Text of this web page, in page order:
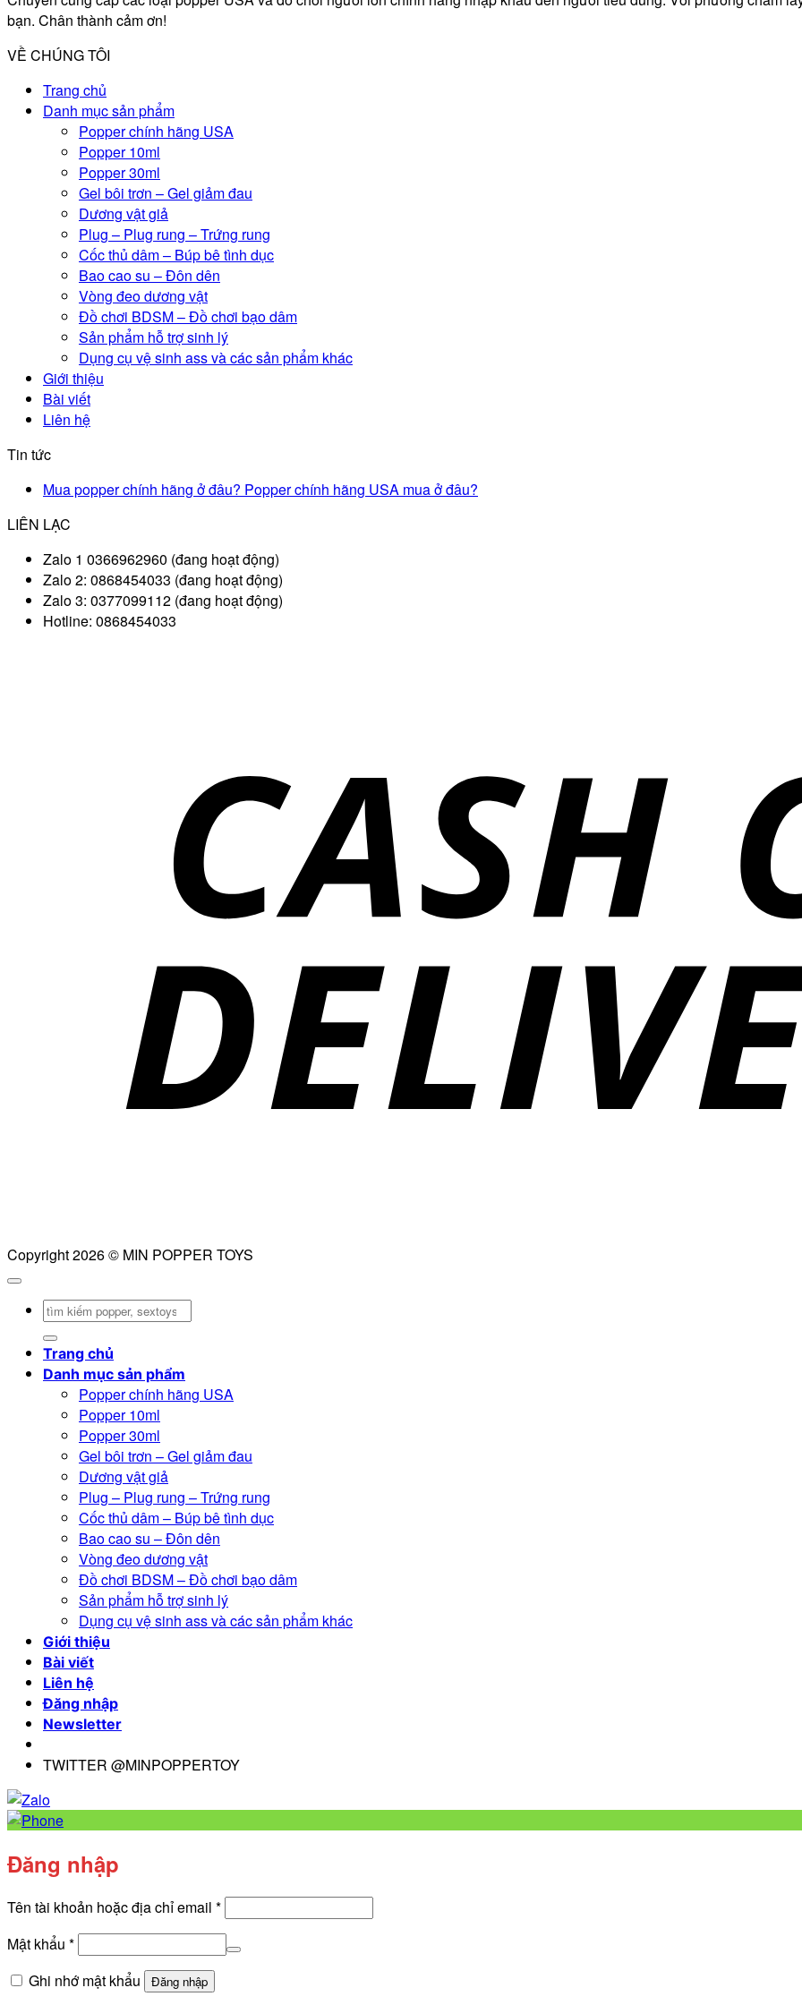
bạn. Chân thành cảm ơn!
VỀ CHÚNG TÔI
Trang chủ
Danh mục sản phẩm
Popper chính hãng USA
Popper 10ml
Popper 30ml
Gel bôi trơn – Gel giảm đau
Dương vật giả
Plug – Plug rung – Trứng rung
Cốc thủ dâm – Búp bê tình dục
Bao cao su – Đôn dên
Vòng đeo dương vật
Đồ chơi BDSM – Đồ chơi bạo dâm
Sản phẩm hỗ trợ sinh lý
Dụng cụ vệ sinh ass và các sản phẩm khác
Giới thiệu
Bài viết
Liên hệ
Tin tức
Mua popper chính hãng ở đâu? Popper chính hãng USA mua ở đâu?
LIÊN LẠC
Zalo 1 0366962960 (đang hoạt động)
Zalo 2: 0868454033 (đang hoạt động)
Zalo 3: 0377099112 (đang hoạt động)
Hotline: 0868454033
Copyright 2026 © MIN POPPER TOYS
Tìm
Trang chủ
Danh mục sản phẩm
Popper chính hãng USA
Popper 10ml
Popper 30ml
Gel bôi trơn – Gel giảm đau
Dương vật giả
Plug – Plug rung – Trứng rung
Cốc thủ dâm – Búp bê tình dục
Bao cao su – Đôn dên
Vòng đeo dương vật
Đồ chơi BDSM – Đồ chơi bạo dâm
Sản phẩm hỗ trợ sinh lý
Dụng cụ vệ sinh ass và các sản phẩm khác
Giới thiệu
Bài viết
Liên hệ
Đăng nhập
Newsletter
TWITTER @MINPOPPERTOY
Đăng nhập
Tên tài khoản hoặc địa chỉ email *Bắt
Mật khẩu *Bắt
Ghi nhớ mật khẩu
Đăng nhập